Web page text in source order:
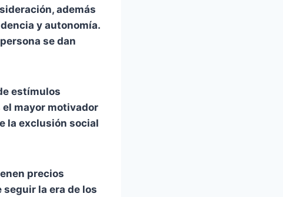
además
y autonomía.
se dan
estímulos
mayor motivador
la exclusión social
precios
la era de los